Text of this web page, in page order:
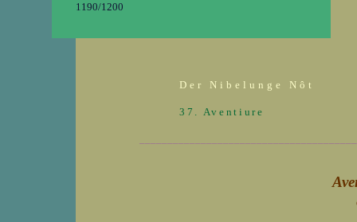
1190/1200
Der Nibelunge Nôt
37. Aventiure